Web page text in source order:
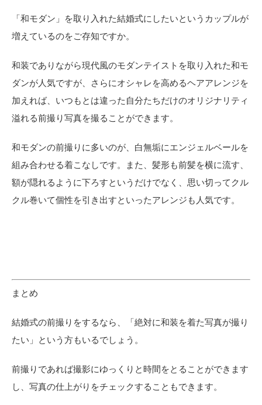
「和モダン」を取り入れた結婚式にしたいというカップルが
増えているのをご存知ですか。
和装でありながら現代風のモダンテイストを取り入れた和モ
ダンが人気ですが、さらにオシャレを高めるヘアアレンジを
加えれば、いつもとは違った自分たちだけのオリジナリティ
溢れる前撮り写真を撮ることができます。
和モダンの前撮りに多いのが、白無垢にエンジェルベールを
組み合わせる着こなしです。また、髪形も前髪を横に流す、
額が隠れるように下ろすというだけでなく、思い切ってクル
クル巻いて個性を引き出すといったアレンジも人気です。
まとめ
結婚式の前撮りをするなら、「絶対に和装を着た写真が撮り
たい」という方もいるでしょう。
前撮りであれば撮影にゆっくりと時間をとることができます
し、写真の仕上がりをチェックすることもできます。